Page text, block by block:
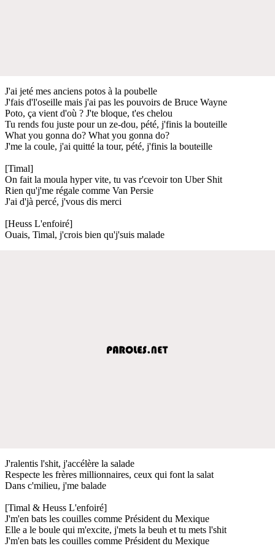
J'ai jeté mes anciens potos à la poubelle
J'fais d'l'oseille mais j'ai pas les pouvoirs de Bruce Wayne
Poto, ça vient d'où ? J'te bloque, t'es chelou
Tu rends fou juste pour un ze-dou, pété, j'finis la bouteille
What you gonna do? What you gonna do?
J'me la coule, j'ai quitté la tour, pété, j'finis la bouteille
[Timal]
On fait la moula hyper vite, tu vas r'cevoir ton Uber Shit
Rien qu'j'me régale comme Van Persie
J'ai d'jà percé, j'vous dis merci
[Heuss L'enfoiré]
Ouais, Timal, j'crois bien qu'j'suis malade
J'ralentis l'shit, j'accélère la salade
Respecte les frères millionnaires, ceux qui font la salat
Dans c'milieu, j'me balade
[Timal & Heuss L'enfoiré]
J'm'en bats les couilles comme Président du Mexique
Elle a le boule qui m'excite, j'mets la beuh et tu mets l'shit
J'm'en bats les couilles comme Président du Mexique